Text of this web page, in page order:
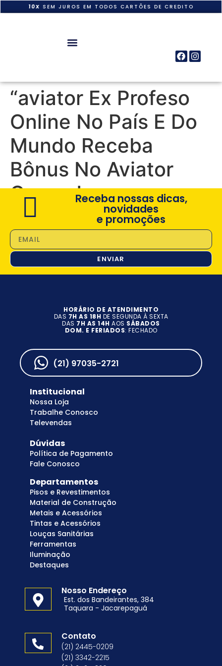
10X SEM JUROS EM TODOS CARTÕES DE CREDITO
“aviator Ex Profeso
Online No País E Do
Mundo Receba
Bônus No Aviator
Como JogarReceba nossas dicas,
novidades
e promoções
ENVIAR
HORÁRIO DE ATENDIMENTO
DAS 7H AS 18H DE SEGUNDA À SEXTA
DAS 7H AS 14H AOS SÁBADOS
DOM. E FERIADOS: FECHADO
(21) 97035-2721
Institucional
Nossa Loja
Trabalhe Conosco
Televendas
Dúvidas
Política de Pagamento
Fale Conosco
Departamentos
Pisos e Revestimentos
Material de Construção
Metais e Acessórios
Tintas e Acessórios
Louças Sanitárias
Ferramentas
Iluminação
Destaques
Nosso Endereço
Est. dos Bandeirantes, 384
Taquara - Jacarepaguá
Contato
(21) 2445-0209
(21) 3342-2215